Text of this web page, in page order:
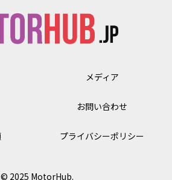
メディア
お問い合わせ
プライバシーポリシー
© 2025 MotorHub.